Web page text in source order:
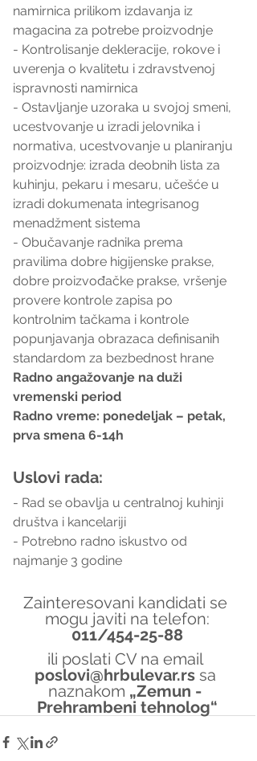
namirnica prilikom izdavanja iz
magacina za potrebe proizvodnje
- Kontrolisanje dekleracije, rokove i
uverenja o kvalitetu i zdravstvenoj
ispravnosti namirnica
- Ostavljanje uzoraka u svojoj smeni,
ucestvovanje u izradi jelovnika i
normativa, ucestvovanje u planiranju
proizvodnje: izrada deobnih lista za
kuhinju, pekaru i mesaru, učešće u
izradi dokumenata integrisanog
menadžment sistema
- Obučavanje radnika prema
pravilima dobre higijenske prakse,
dobre proizvođačke prakse, vršenje
provere kontrole zapisa po
kontrolnim tačkama i kontrole
popunjavanja obrazaca definisanih
standardom za bezbednost hrane
Radno angažovanje na duži
vremenski period
Radno vreme: ponedeljak – petak,
prva smena 6-14h
Uslovi rada:
- Rad se obavlja u centralnoj kuhinji
društva i kancelariji
- Potrebno radno iskustvo od
najmanje 3 godine
Zainteresovani kandidati se
mogu javiti na telefon:
011/454-25-88
ili poslati CV na email
poslovi@hrbulevar.rs sa
naznakom „Zemun -
Prehrambeni tehnolog“